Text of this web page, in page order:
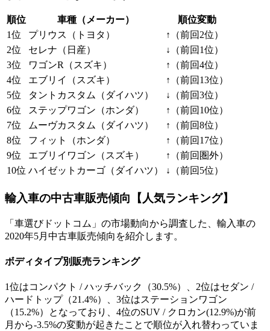
順位 車種（メーカー）
順位変動
1位
プリウス（トヨタ）
↑（前回2位）
2位
セレナ（日産）
↓（前回1位）
3位
ワゴンR（スズキ）
↑（前回4位）
4位
エブリイ（スズキ）
↑（前回13位）
5位
タントカスタム（ダイハツ）
↓（前回3位）
6位
ステップワゴン（ホンダ）
↑（前回10位）
7位
ムーヴカスタム（ダイハツ）
↑（前回8位）
8位
フィット（ホンダ）
↑（前回17位）
9位
エブリイワゴン（スズキ）
↑（前回圏外）
10位 ハイゼットカーゴ（ダイハツ） ↓（前回5位）
輸入車の中古車販売傾向【人気ランキング】
「車選びドットコム」の市場動向から調査した、輸入車の
2020年5月中古車販売傾向を紹介します。
ボディタイプ別販売ランキング
1位はコンパクト / ハッチバック（30.5%）、2位はセダン /
ハードトップ（21.4%）、3位はステーションワゴン
（15.2%）となっており、4位のSUV / クロカン(12.9%)が前
月から-3.5%の変動が起きたことで順位が入れ替わっていま